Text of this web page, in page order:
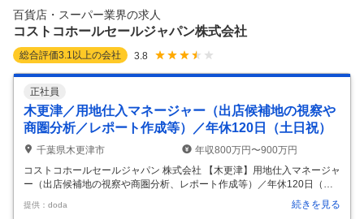
管理等部門運営全般に携わり、希望や適性に応じた幅広い経験とスキル
を身に着け成長できます。 ■1年半かけてしっかり教育いたします！■ 入
社…
百貨店・スーパー業界の求人
コストコホールセールジャパン株式会社
総合評価3.1 以上の会社 3.8
正社員
木更津／用地仕入マネージャー（出店候補地の視察や
商圏分析／レポート作成等）／年休120日（土日祝）
千葉県木更津市
年収800万円〜900万円
コストコホールセールジャパン 株式会社 【木更津】用地仕入マネージャ
ー（出店候補地の視察や商圏分析、レポート作成等）／年休120日（土
日祝） 【仕事内容】 【木更津】用地仕入マネージャー（出店候補地の視
察や商圏分析、レポート作成等）／年休120日（土日祝） 【具体的な仕
提供：doda 続きを見る